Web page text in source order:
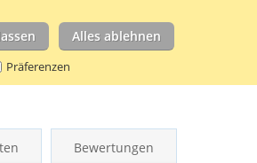
Alles ablehnen
Präferenzen
Bewertungen